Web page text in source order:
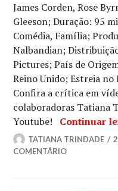
James Corden, Rose
Gleeson; Duração: 95
Comédia, Família;
Nalbandian;
Pictures; País de
Reino Unido; Estreia
Confira a crítica em
colaboradoras Tatiana
Youtube! Continuar
TATIANA TRINDADE
COMENTÁRIO